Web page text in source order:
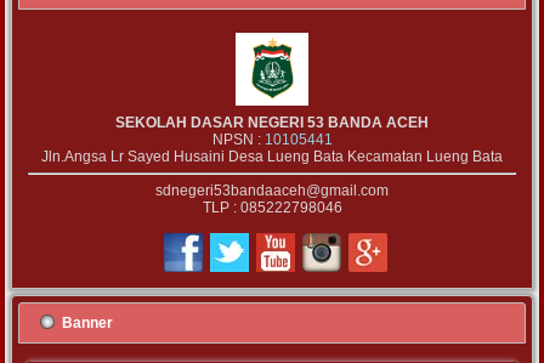
SEKOLAH DASAR NEGERI 53 BANDA ACEH
NPSN : 10105441
Jln.Angsa Lr Sayed Husaini Desa Lueng Bata Kecamatan Lueng Bata
sdnegeri53bandaaceh@gmail.com
TLP : 085222798046
Banner